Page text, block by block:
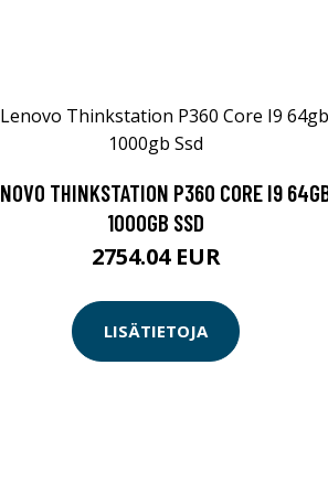
THINKSTATION P360 CORE I9
1000GB SSD
2754.04 EUR
LISÄTIETOJA